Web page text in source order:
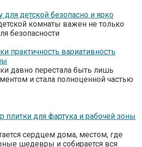
для детской безопасно и ярко
комнаты важен не только
безопасности
практичность вариативность
давно перестала быть лишь
и стала полноценной частью
плитки для фартука и рабочей зоны
сердцем дома, местом, где
шедевры и собирается вся